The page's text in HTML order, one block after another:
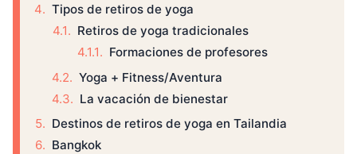
Tipos de retiros de yoga
Retiros de yoga tradicionales
Formaciones de profesores
Yoga + Fitness/Aventura
La vacación de bienestar
Destinos de retiros de yoga en Tailandia
Bangkok